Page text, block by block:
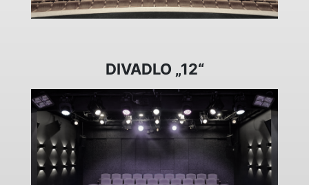
DIVADLO „12“